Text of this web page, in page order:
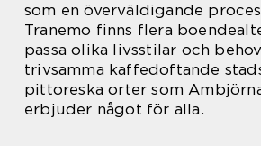
som en överväldigande
Tranemo finns flera
passa olika livsstilar och
trivsamma kaffedoftande
pittoreska orter som
erbjuder något för alla.